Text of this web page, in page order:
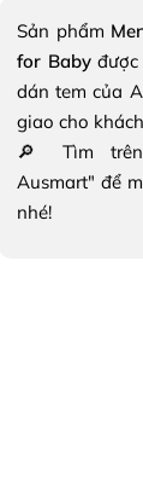
Khớp - Xương
Não - Tim
- Vitamin D
Điểm Mắt
Điểm Môi
Trang - Toner
Cụ Trang
Sản phẩm
for Babyđược
dán tem của
giao cho
🔎 Tìm
Ausmart" để
nhé!